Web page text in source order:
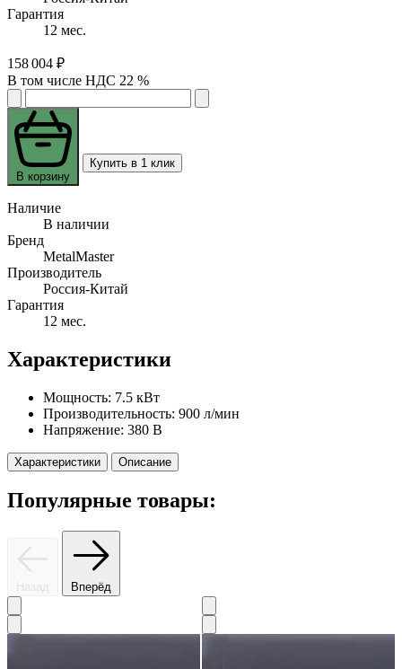
Гарантия
12 мес.
158 004 ₽
В том числе НДС 22 %
В корзину
Купить в 1 клик
Наличие
В наличии
Бренд
MetalMaster
Производитель
Россия-Китай
Гарантия
12 мес.
Характеристики
Мощность: 7.5 кВт
Производительность: 900 л/мин
Напряжение: 380 B
Характеристики Описание
Популярные товары:
Назад Вперёд